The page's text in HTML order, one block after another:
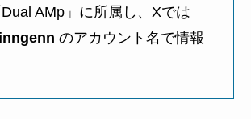
Dual AMp」に所属し、Xでは
のアカウント名で情報